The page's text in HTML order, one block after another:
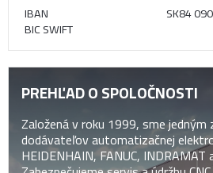
IBAN SK84
BIC SWIFT
PREHĽAD O SPOLOČNOSTI
Založená v roku 1999, sme jedným
dodávateľov automatizačnej
HEIDENHAIN, FANUC, INDRAMAT